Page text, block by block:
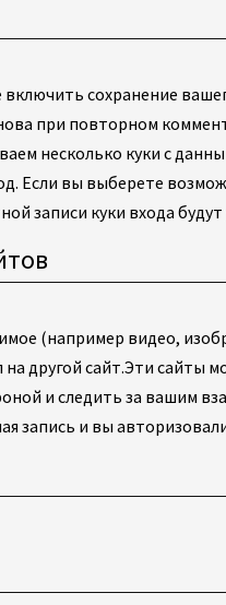
сохранение
при повторном
несколько куки с
Если вы выберете
записи куки входа
(например видео,
другой сайт.Эти сайты
и следить за вашим
запись и вы